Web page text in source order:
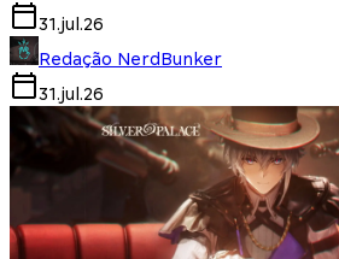
31.jul.26
Redação NerdBunker
31.jul.26